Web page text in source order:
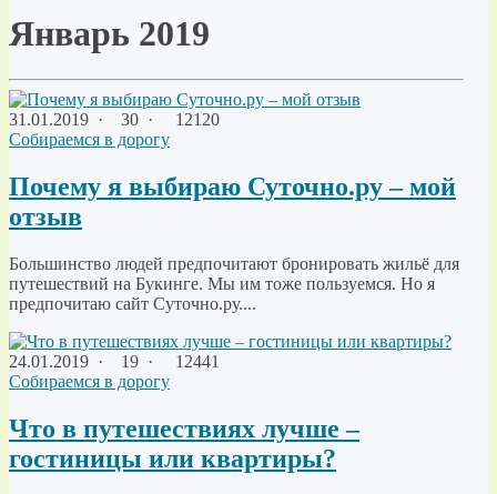
Январь 2019
31.01.2019 · 30 ·
12120
Собираемся в дорогу
Почему я выбираю Суточно.ру – мой
отзыв
Большинство людей предпочитают бронировать жильё для
путешествий на Букинге. Мы им тоже пользуемся. Но я
предпочитаю сайт Суточно.ру....
24.01.2019 · 19 ·
12441
Собираемся в дорогу
Что в путешествиях лучше –
гостиницы или квартиры?